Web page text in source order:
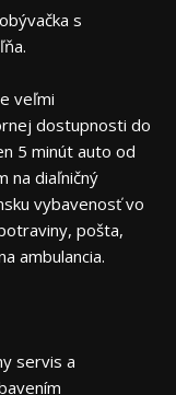
s
veľmi
dostupnosti do
5 minút auto od
na diaľničný
vybavenosť vo
pošta,
ambulancia.
servis a